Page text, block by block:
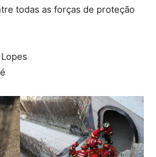
todas as forças de proteção